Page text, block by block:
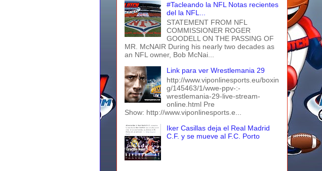
#Tacleando la NFL Notas recientes
del la NFL...
STATEMENT FROM NFL
COMMISSIONER ROGER
GOODELL ON THE PASSING OF
MR. McNAIR During his nearly two decades as
an NFL owner, Bob McNai...
Link para ver Wrestlemania 29
http://www.viponlinesports.eu/boxin
g/145463/1/wwe-ppv-:-
wrestlemania-29-live-stream-
online.html Pre
Show: http://www.viponlinesports.e...
Iker Casillas deja el Real Madrid
C.F. y se mueve al F.C. Porto